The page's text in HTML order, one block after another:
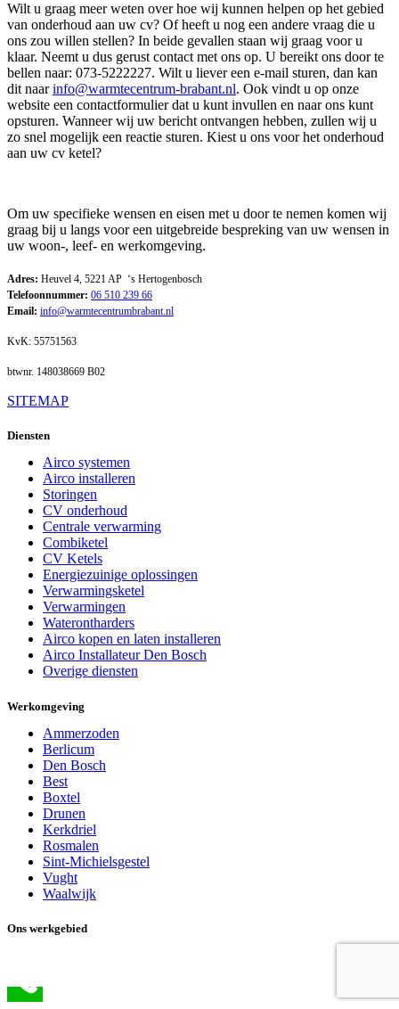
Wilt u graag meer weten over hoe wij kunnen helpen op het gebied
van onderhoud aan uw cv? Of heeft u nog een andere vraag die u
ons zou willen stellen? In beide gevallen staan wij graag voor u
klaar. Neemt u dus gerust contact met ons op. U bereikt ons door te
bellen naar: 073-5222227. Wilt u liever een e-mail sturen, dan kan
dit naarinfo@warmtecentrum-brabant.nl. Ook vindt u op onze
website een contactformulier dat u kunt invullen en naar ons kunt
opsturen. Wanneer wij uw bericht ontvangen hebben, zullen wij u
zo snel mogelijk een reactie sturen. Kiest u ons voor het onderhoud
aan uw cv ketel?
Om uw specifieke wensen en eisen met u door te nemen komen wij
graag bij u langs voor een uitgebreide bespreking van uw wensen in
uw woon-, leef- en werkomgeving.
Adres: Heuvel 4, 5221 AP ‘s Hertogenbosch
Telefoonnummer: 06 510 239 66
Email: info@warmtecentrumbrabant.nl
KvK: 55751563
btwnr. 148038669 B02
SITEMAP
Diensten
Airco systemen
Airco installeren
Storingen
CV onderhoud
Centrale verwarming
Combiketel
CV Ketels
Energiezuinige oplossingen
Verwarmingsketel
Verwarmingen
Waterontharders
Airco kopen en laten installeren
Airco Installateur Den Bosch
Overige diensten
Werkomgeving
Ammerzoden
Berlicum
Den Bosch
Best
Boxtel
Drunen
Kerkdriel
Rosmalen
Sint-Michielsgestel
Vught
Waalwijk
Ons werkgebied